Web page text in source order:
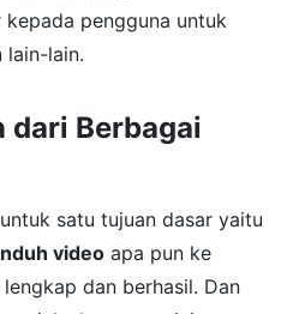
pengguna untuk
lain-lain.
dari Berbagai
satu tujuan dasar yaitu
video apa pun ke
dan berhasil. Dan